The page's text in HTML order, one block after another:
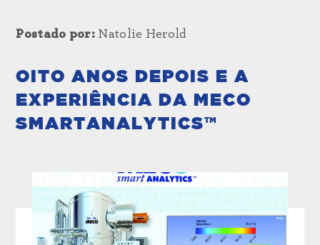
Postado por: Natolie Herold
OITO ANOS DEPOIS E A
EXPERIÊNCIA DA MECO
SMARTANALYTICS™